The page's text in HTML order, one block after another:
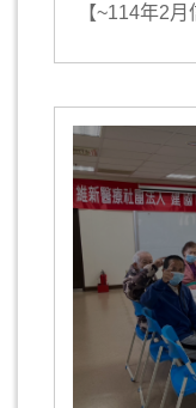
【~114年2